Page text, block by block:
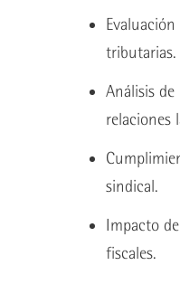
tributarias.
Análisis
relaciones
sindical.
Impacto
fiscales.